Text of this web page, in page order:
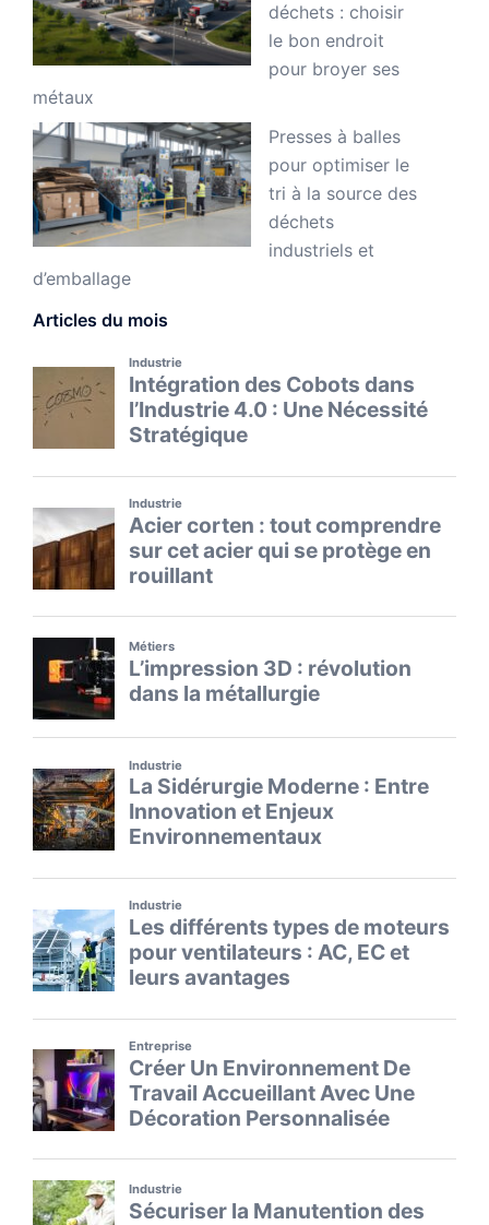
déchets : choisir
le bon endroit
pour broyer ses
métaux
Presses à balles
pour optimiser le
tri à la source des
déchets
industriels et
d’emballage
Articles du mois